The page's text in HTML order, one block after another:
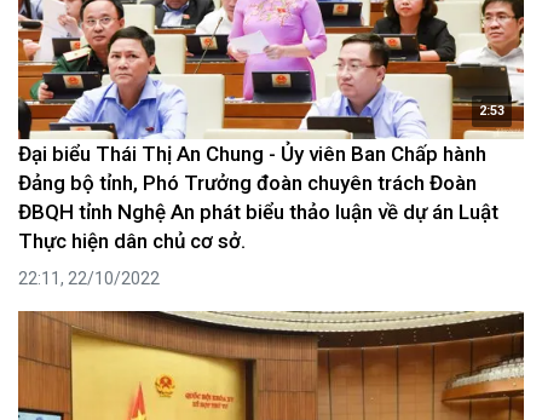
2:53
Đại biểu Thái Thị An Chung - Ủy viên Ban Chấp hành
Đảng bộ tỉnh, Phó Trưởng đoàn chuyên trách Đoàn
ĐBQH tỉnh Nghệ An phát biểu thảo luận về dự án Luật
Thực hiện dân chủ cơ sở.
22:11, 22/10/2022